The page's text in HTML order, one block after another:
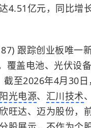
4.51亿元，同比增
跟踪创业板唯
覆盖电池、光伏设
至2026年4月30
阳光电源、 汇川技术、
旺达、迈为股份，